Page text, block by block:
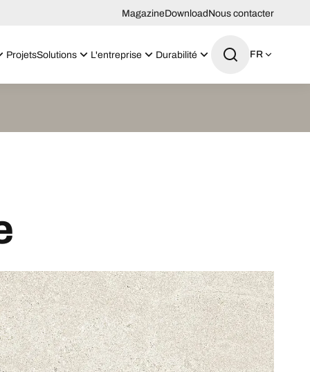
MagazineDownloadNous contacter
ProjetsSolutions L'entreprise Durabilité FR